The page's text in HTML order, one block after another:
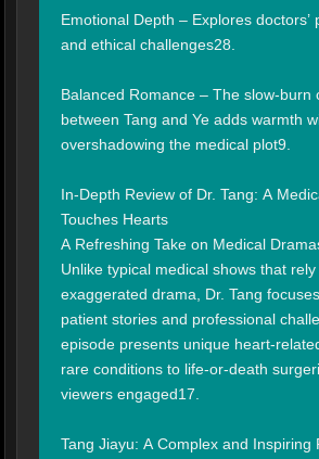
Emotional Depth – Explores doctors’
and ethical challenges28.
Balanced Romance – The slow-burn
between Tang and Ye adds warmth
overshadowing the medical plot9.
In-Depth Review of Dr. Tang: A
Touches Hearts
A Refreshing Take on Medical
Unlike typical medical shows that rely
exaggerated drama, Dr. Tang
patient stories and professional
episode presents unique heart-
rare conditions to life-or-death
viewers engaged17.
Tang Jiayu: A Complex and Inspiring